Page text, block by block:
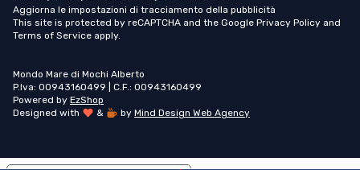
Aggiorna le impostazioni di tracciamento della pubblicità
This site is protected by reCAPTCHA and the Google Privacy Policy and
Terms of Service apply.
Mondo Mare di Mochi Alberto
P.Iva: 00943160499 | C.F.: 00943160499
Powered by EzShop
Designed with
& by Mind Design Web Agency